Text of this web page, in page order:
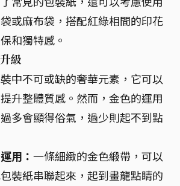
或麻布袋，搭配紅綠相間的印花
和獨特感。
級
中不可或缺的奢華元素，它可以
升整體質感。然而，金色的運用
多會顯得俗氣，過少則起不到點
用： 一條細緻的金色緞帶，可以
裝紙串聯起來，起到畫龍點睛的